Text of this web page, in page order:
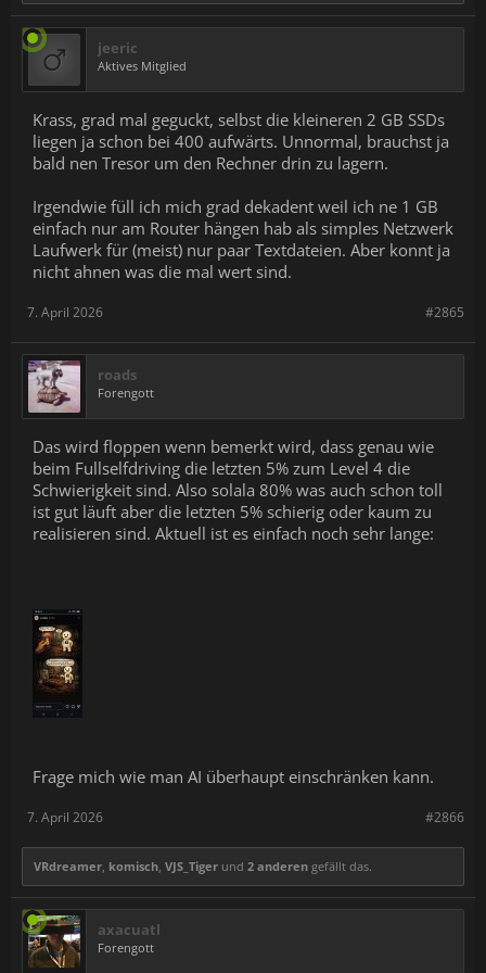
jeeric
Aktives Mitglied
Krass, grad mal geguckt, selbst die kleineren 2 GB SSDs
liegen ja schon bei 400 aufwärts. Unnormal, brauchst ja
bald nen Tresor um den Rechner drin zu lagern.
Irgendwie füll ich mich grad dekadent weil ich ne 1 GB
einfach nur am Router hängen hab als simples Netzwerk
Laufwerk für (meist) nur paar Textdateien. Aber konnt ja
nicht ahnen was die mal wert sind.
#2865
7. April 2026
roads
Forengott
Das wird floppen wenn bemerkt wird, dass genau wie
beim Fullselfdriving die letzten 5% zum Level 4 die
Schwierigkeit sind. Also solala 80% was auch schon toll
ist gut läuft aber die letzten 5% schierig oder kaum zu
realisieren sind. Aktuell ist es einfach noch sehr lange:
Frage mich wie man AI überhaupt einschränken kann.
#2866
7. April 2026
VRdreamer, komisch, VJS_Tiger und 2 anderen gefällt das.
axacuatl
Forengott